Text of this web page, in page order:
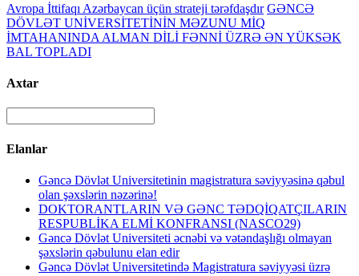
Avropa İttifaqı Azərbaycan üçün strateji tərəfdaşdır GƏNCƏ
DÖVLƏT UNİVERSİTETİNİN MƏZUNU MİQ
İMTAHANINDA ALMAN DİLİ FƏNNİ ÜZRƏ ƏN YÜKSƏK
BAL TOPLADI
Axtar
Elanlar
Gəncə Dövlət Universitetinin magistratura səviyyəsinə qəbul
olan şəxslərin nəzərinə!
DOKTORANTLARIN VƏ GƏNC TƏDQİQATÇILARIN
RESPUBLİKA ELMİ KONFRANSI (NASCO29)
Gəncə Dövlət Universiteti əcnəbi və vətəndaşlığı olmayan
şəxslərin qəbulunu elan edir
Gəncə Dövlət Universitetində Magistratura səviyyəsi üzrə